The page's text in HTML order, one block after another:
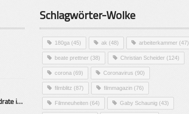
Alarmierende Selbstmordrate in Kärnten
Schlagwörter-Wolke
180ga (45) ak (48) arbeiterkammer (47)
beate prettner (38) Christian Scheider (124)
corona (69) Coronavirus (90)
filmblitz (87) filmmagazin (76)
Filmneuheiten (64) Gaby Schaunig (43)